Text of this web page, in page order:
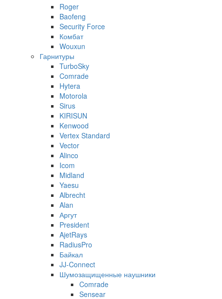
Roger
Baofeng
Security Force
Комбат
Wouxun
Гарнитуры
TurboSky
Comrade
Hytera
Motorola
Sirus
KIRISUN
Kenwood
Vertex Standard
Vector
Alinco
Icom
Midland
Yaesu
Albrecht
Alan
Аргут
President
AjetRays
RadiusPro
Байкал
JJ-Connect
Шумозащищенные наушники
Comrade
Sensear